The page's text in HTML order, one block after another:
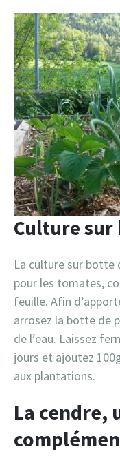
Culture sur
La culture sur
pour les tomates,
feuille. Afin
arrosez la botte de
de l’eau. Laissez
jours et ajoutez
aux plantations.
La cendre,